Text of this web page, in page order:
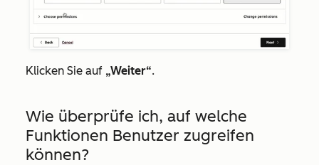
Klicken Sie auf „Weiter“.
Wie überprüfe ich, auf welche
Funktionen Benutzer zugreifen
können?